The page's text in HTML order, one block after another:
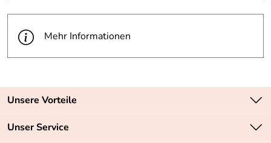
Hersteller: Lässig GmbH, 64832 Babenhausen, Im
Riemen 32, Germany, https://www.laessig-fashion.de,
Mehr Informationen
Unsere Vorteile
Zahlungsarten: Vorkasse, PayPal, PayPal Express
Unser Service